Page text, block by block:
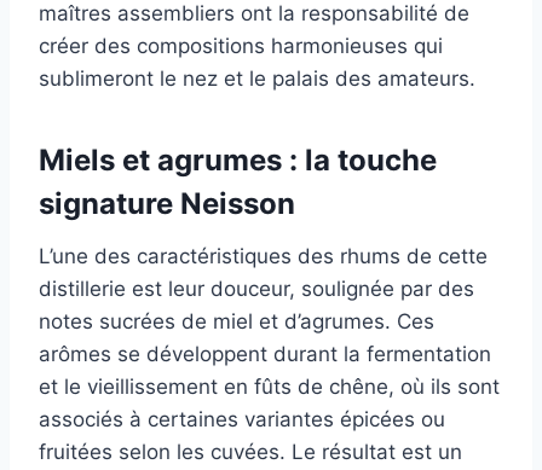
maîtres assembliers ont la responsabilité de
créer des compositions harmonieuses qui
sublimeront le nez et le palais des amateurs.
Miels et agrumes : la touche
signature Neisson
L’une des caractéristiques des rhums de cette
distillerie est leur douceur, soulignée par des
notes sucrées de miel et d’agrumes. Ces
arômes se développent durant la fermentation
et le vieillissement en fûts de chêne, où ils sont
associés à certaines variantes épicées ou
fruitées selon les cuvées. Le résultat est un